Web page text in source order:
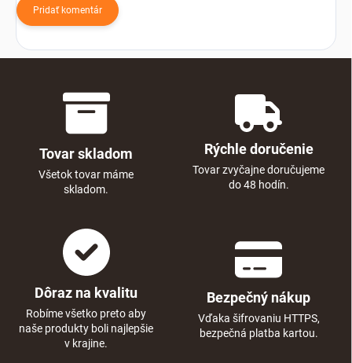
Pridať komentár
Tovar skladom
Všetok tovar máme
skladom.
Rýchle doručenie
Tovar zvyčajne doručujeme
do 48 hodín.
Dôraz na kvalitu
Robíme všetko preto aby
naše produkty boli najlepšie
v krajine.
Bezpečný nákup
Vďaka šifrovaniu HTTPS,
bezpečná platba kartou.